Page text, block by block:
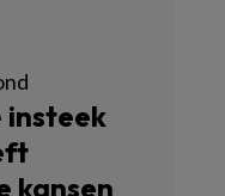
insteek
kansen